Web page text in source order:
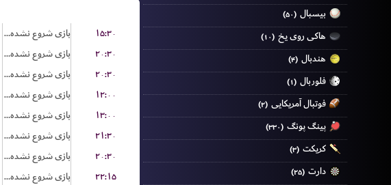
بیسبال (۵۰)
هاکی روی یخ (۱۰)
هندبال (۴)
فلوربال (۱)
فوتبال آمریکایی (۲)
پینگ پونگ (۳۳۰)
کریکت (۳)
دارت (۲۵)
بازی شروع نشده است
۱۵:۳۰
بازی شروع نشده است
۲۰:۳۰
بازی شروع نشده است
۲۰:۳۰
بازی شروع نشده است
۱۲:۰۰
بازی شروع نشده است
۱۳:۰۰
بازی شروع نشده است
۲۱:۳۰
بازی شروع نشده است
۲۰:۳۰
بازی شروع نشده است
۲۲:۱۵